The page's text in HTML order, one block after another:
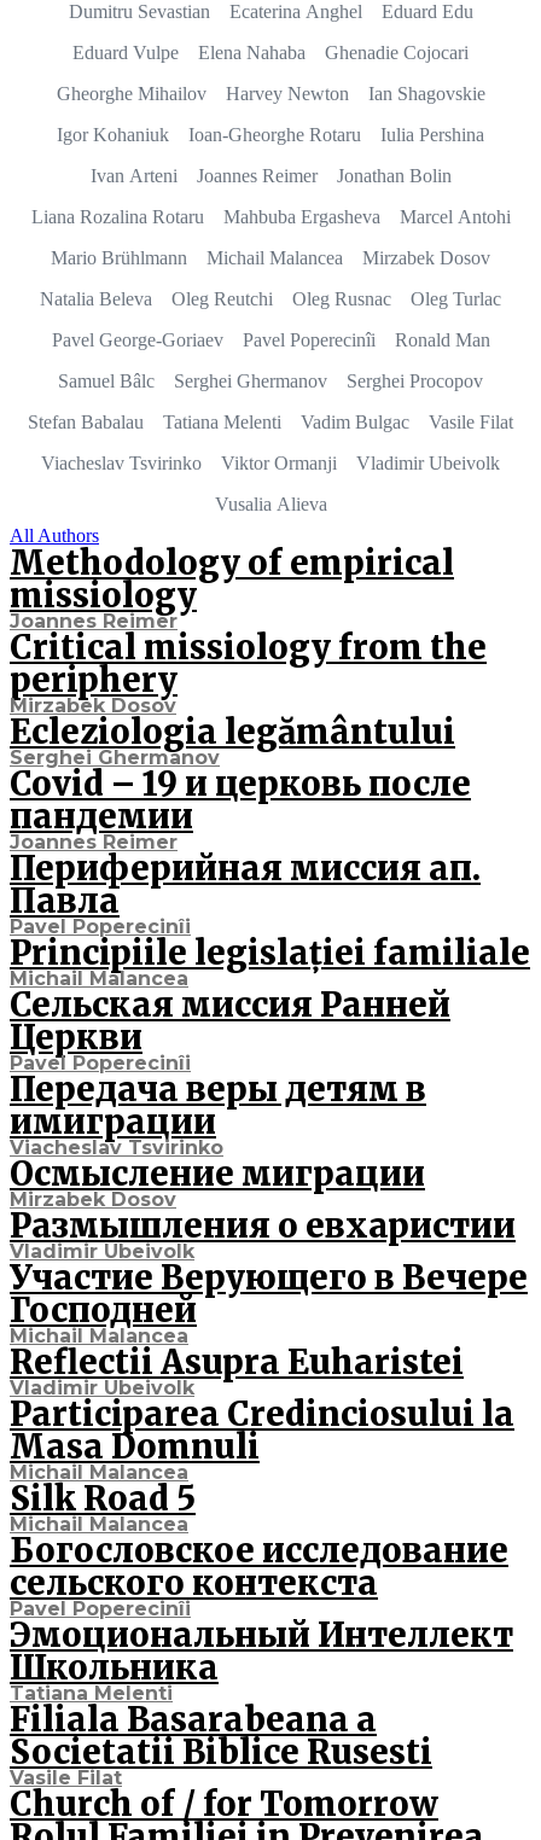
Dumitru Sevastian
Ecaterina Anghel
Eduard Edu
Eduard Vulpe
Elena Nahaba
Ghenadie Cojocari
Gheorghe Mihailov
Harvey Newton
Ian Shagovskie
Igor Kohaniuk
Ioan-Gheorghe Rotaru
Iulia Pershina
Ivan Arteni
Joannes Reimer
Jonathan Bolin
Liana Rozalina Rotaru
Mahbuba Ergasheva
Marcel Antohi
Mario Brühlmann
Michail Malancea
Mirzabek Dosov
Natalia Beleva
Oleg Reutchi Oleg Rusnac
Oleg Turlac
Pavel George-Goriaev
Pavel Poperecinîi
Ronald Man
Samuel Bâlc
Serghei Ghermanov
Serghei Procopov
Stefan Babalau
Tatiana Melenti Vadim Bulgac
Vasile Filat
Viacheslav Tsvirinko
Viktor Ormanji
Vladimir Ubeivolk
Vusalia Alieva
All Authors
Methodology of empirical
missiology
Joannes Reimer
Critical missiology from the
periphery
Mirzabek Dosov
Ecleziologia legământului
Serghei Ghermanov
Covid – 19 и церковь после
пандемии
Joannes Reimer
Периферийная миссия ап.
Павла
Pavel Poperecinîi
Principiile legislației familiale
Michail Malancea
Сельская миссия Ранней
Церкви
Pavel Poperecinîi
Передача веры детям в
имиграции
Viacheslav Tsvirinko
Осмысление миграции
Mirzabek Dosov
Размышления о евхаристии
Vladimir Ubeivolk
Участие Верующего в Вечере
Господней
Michail Malancea
Reflectii Asupra Euharistei
Vladimir Ubeivolk
Participarea Credinciosului la
Masa Domnuli
Michail Malancea
Silk Road 5
Michail Malancea
Богословское исследование
сельского контекста
Pavel Poperecinîi
Эмоциональный Интеллект
Школьника
Tatiana Melenti
Filiala Basarabeana a
Societatii Biblice Rusesti
Vasile Filat
Church of / for Tomorrow